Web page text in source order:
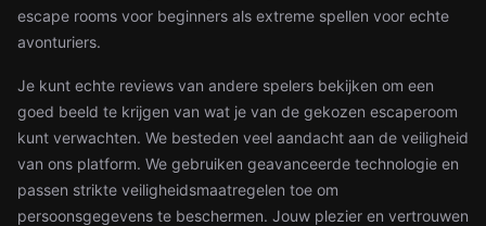
escape rooms voor beginners als extreme spellen voor echte
avonturiers.
Je kunt echte reviews van andere spelers bekijken om een
goed beeld te krijgen van wat je van de gekozen escaperoom
kunt verwachten. We besteden veel aandacht aan de veiligheid
van ons platform. We gebruiken geavanceerde technologie en
passen strikte veiligheidsmaatregelen toe om
persoonsgegevens te beschermen. Jouw plezier en vertrouwen